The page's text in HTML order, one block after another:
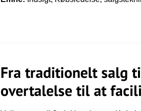
Fra traditionelt salg
overtalelse til at